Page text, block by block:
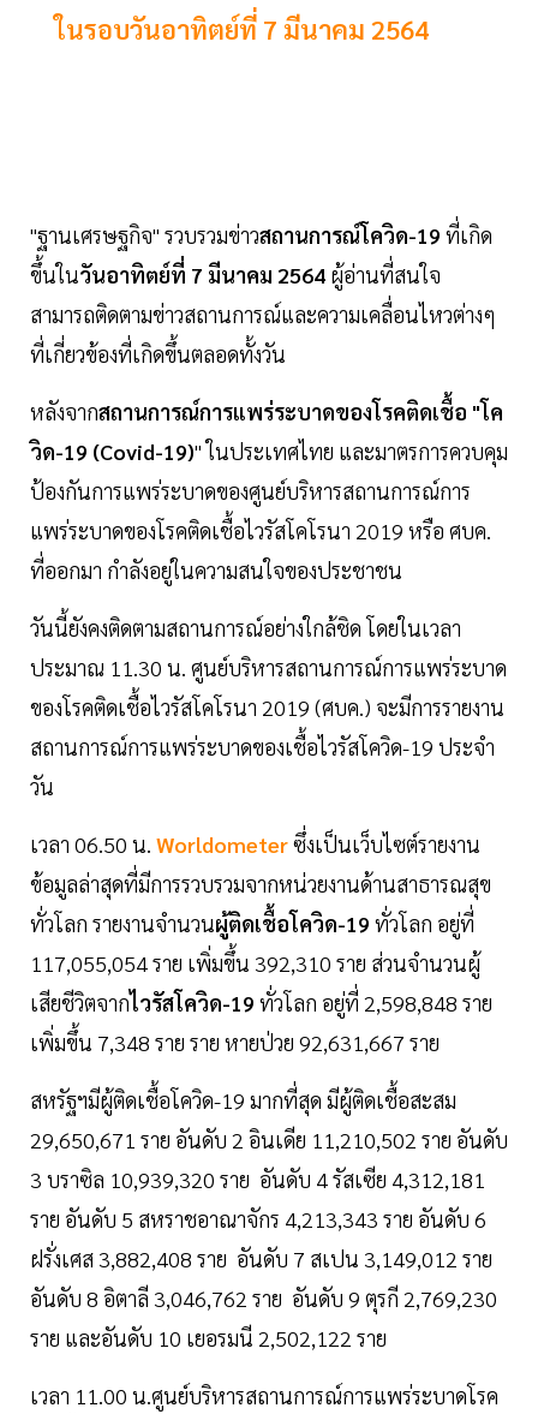
ในรอบวันอาทิตย์ที่ 7 มีนาคม 2564
"ฐานเศรษฐกิจ" รวบรวมข่าวสถานการณ์โควิด-19 ที่เกิด
ขึ้นในวันอาทิตย์ที่ 7 มีนาคม 2564 ผู้อ่านที่สนใจ
สามารถติดตามข่าวสถานการณ์และความเคลื่อนไหวต่างๆ
ที่เกี่ยวข้องที่เกิดขึ้นตลอดทั้งวัน
หลังจากสถานการณ์การแพร่ระบาดของโรคติดเชื้อ "โค
วิด-19 (Covid-19)" ในประเทศไทย และมาตรการควบคุม
ป้องกันการแพร่ระบาดของศูนย์บริหารสถานการณ์การ
แพร่ระบาดของโรคติดเชื้อไวรัสโคโรนา 2019 หรือ ศบค.
ที่ออกมา กำลังอยู่ในความสนใจของประชาชน
วันนี้ยังคงติดตามสถานการณ์อย่างใกล้ชิด โดยในเวลา
ประมาณ 11.30 น. ศูนย์บริหารสถานการณ์การแพร่ระบาด
ของโรคติดเชื้อไวรัสโคโรนา 2019 (ศบค.) จะมีการรายงาน
สถานการณ์การแพร่ระบาดของเชื้อไวรัสโควิด-19 ประจำ
วัน
เวลา 06.50 น. Worldometerซึ่งเป็นเว็บไซต์รายงาน
ข้อมูลล่าสุดที่มีการรวบรวมจากหน่วยงานด้านสาธารณสุข
ทั่วโลก รายงานจำนวนผู้ติดเชื้อโควิด-19 ทั่วโลก อยู่ที่
117,055,054 ราย เพิ่มขึ้น 392,310 ราย ส่วนจำนวนผู้
เสียชีวิตจากไวรัสโควิด-19 ทั่วโลก อยู่ที่ 2,598,848 ราย
เพิ่มขึ้น 7,348 ราย ราย หายป่วย 92,631,667 ราย
สหรัฐฯมีผู้ติดเชื้อโควิด-19 มากที่สุด มีผู้ติดเชื้อสะสม
29,650,671 ราย อันดับ 2 อินเดีย 11,210,502 ราย อันดับ
3 บราซิล 10,939,320 ราย อันดับ 4 รัสเซีย 4,312,181
ราย อันดับ 5 สหราชอาณาจักร 4,213,343 ราย อันดับ 6
ฝรั่งเศส 3,882,408 ราย อันดับ 7 สเปน 3,149,012 ราย
อันดับ 8 อิตาลี 3,046,762 ราย อันดับ 9 ตุรกี 2,769,230
ราย และอันดับ 10 เยอรมนี 2,502,122 ราย
เวลา 11.00 น.ศูนย์บริหารสถานการณ์การแพร่ระบาดโรค